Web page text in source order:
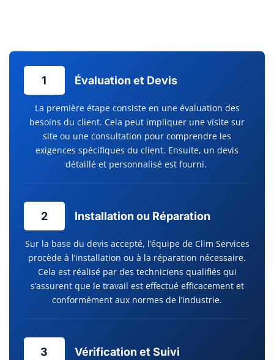
1 Évaluation et Devis
La première étape consiste en une évaluation des
besoins du client. Cela peut impliquer une visite sur
site ou une consultation pour comprendre les
exigences spécifiques du client. Ensuite, un devis
détaillé et personnalisé est fourni.
2 Installation ou Réparation
Sur la base du devis accepté, l’équipe de Clim Services
procède à l’installation ou à la réparation nécessaire.
Cela est réalisé par des techniciens qualifiés qui
s’assurent que le travail est effectué efficacement et
conformément aux normes de l’industrie.
3 Vérification et Suivi